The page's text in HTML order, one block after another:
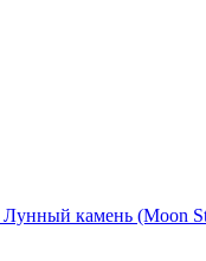
камень (Moon